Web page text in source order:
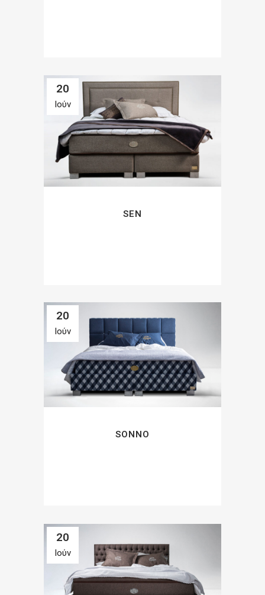
20
Ιούν
SEN
20
Ιούν
SONNO
20
Ιούν